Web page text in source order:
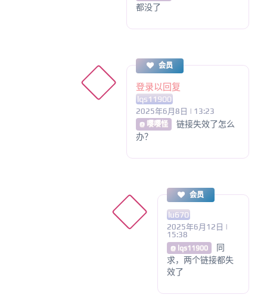
都没了
会员
登录以回复
lqs11900
2025年6月8日 | 13:23
@ 嘤嘤怪
链接失效了怎么
办？
会员
lu670
2025年6月12日 |
15:38
@ lqs11900
同
求，两个链接都失
效了